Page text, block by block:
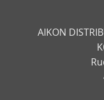
AIKON